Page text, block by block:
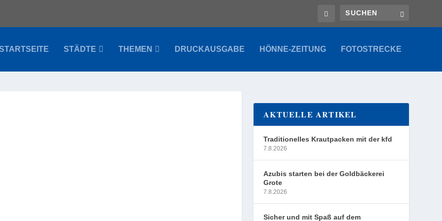
STÄDTE THEMEN DRUCKAUSGABE HÖNNE-ZEITUNG FOTOSTRECKE
AKTUELLE ARTIKEL
Traditionelles Krautpacken mit der kfd
7.8.2026
Azubis starten bei der Goldbäckerei
Grote
7.8.2026
Sicher und mit Spaß auf dem